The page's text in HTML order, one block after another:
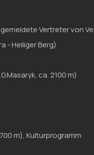
Vertreter von
- Heiliger Berg)
ca. 2100 m)
m), Kulturprogramm